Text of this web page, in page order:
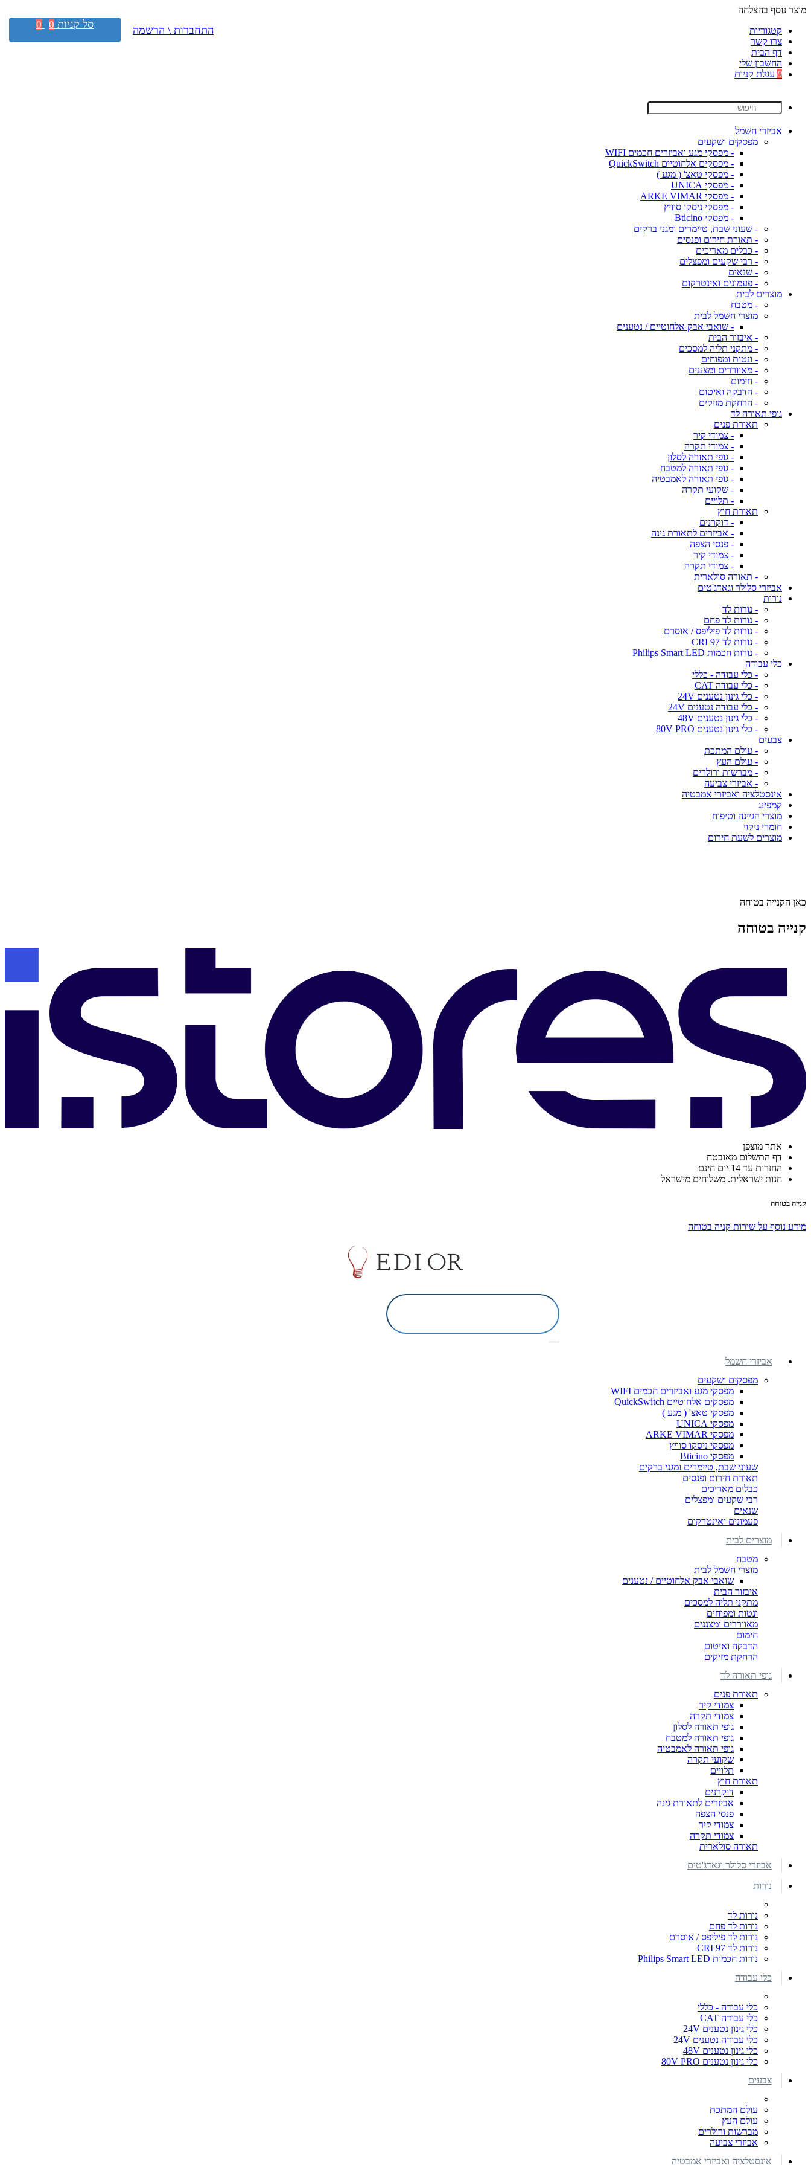
מוצר נוסף בהצלחה
קטגוריות
צרו קשר
דף הבית
החשבון שלי
0 עגלת קניות
אביזרי חשמל
מפסקים ושקעים
- מפסקי מגע ואביזרים חכמים WIFI
- מפסקים אלחוטיים QuickSwitch
- מפסקי טאצ' ( מגע )
- מפסקי UNICA
- מפסקי ARKE VIMAR
- מפסקי ניסקו סוויץ
- מפסקי Bticino
- שעוני שבת, טיימרים ומגני ברקים
- תאורת חירום ופנסים
- כבלים מאריכים
- רבי שקעים ומפצלים
- שנאים
- פעמונים ואינטרקום
מוצרים לבית
- מטבח
מוצרי חשמל לבית
- שואבי אבק אלחוטיים / נטענים
- איבזור הבית
- מתקני תליה למסכים
- ונטות ומפוחים
- מאווררים ומצננים
- חימום
- הדבקה ואיטום
- הרחקת מזיקים
גופי תאורה לד
תאורת פנים
- צמודי קיר
- צמודי תקרה
- גופי תאורה לסלון
- גופי תאורה למטבח
- גופי תאורה לאמבטיה
- שקועי תקרה
- תלויים
תאורת חוץ
- דוקרנים
- אביזרים לתאורת גינה
- פנסי הצפה
- צמודי קיר
- צמודי תקרה
- תאורה סולארית
אביזרי סלולר וגאדג'טים
נורות
- נורות לד
- נורות לד פחם
- נורות לד פיליפס / אוסרם
- נורות לד CRI 97
- נורות חכמות Philips Smart LED
כלי עבודה
- כלי עבודה - כללי
- כלי עבודה CAT
- כלי גינון נטענים 24V
- כלי עבודה נטענים 24V
- כלי גינון נטענים 48V
- כלי גינון נטענים 80V PRO
צבעים
- עולם המתכת
- עולם העץ
- מברשות ורולרים
- אביזרי צביעה
אינסטלציה ואביזרי אמבטיה
קמפינג
מוצרי הגיינה וטיפוח
חומרי ניקוי
מוצרים לשעת חירום
כאן הקנייה בטוחה
קנייה בטוחה
אתר מוצפן
דף התשלום מאובטח
החזרות עד 14 יום חינם
חנות ישראלית. משלוחים מישראל
קנייה בטוחה
מידע נוסף על שירות קניה בטוחה
התחברות \ הרשמה סל קניות 0
0
אביזרי חשמל
מפסקים ושקעים
מפסקי מגע ואביזרים חכמים WIFI
מפסקים אלחוטיים QuickSwitch
מפסקי טאצ' ( מגע )
מפסקי UNICA
מפסקי ARKE VIMAR
מפסקי ניסקו סוויץ
מפסקי Bticino
שעוני שבת, טיימרים ומגני ברקים
תאורת חירום ופנסים
כבלים מאריכים
רבי שקעים ומפצלים
שנאים
פעמונים ואינטרקום
מוצרים לבית
מטבח
מוצרי חשמל לבית
שואבי אבק אלחוטיים / נטענים
איבזור הבית
מתקני תליה למסכים
ונטות ומפוחים
מאווררים ומצננים
חימום
הדבקה ואיטום
הרחקת מזיקים
גופי תאורה לד
תאורת פנים
צמודי קיר
צמודי תקרה
גופי תאורה לסלון
גופי תאורה למטבח
גופי תאורה לאמבטיה
שקועי תקרה
תלויים
תאורת חוץ
דוקרנים
אביזרים לתאורת גינה
פנסי הצפה
צמודי קיר
צמודי תקרה
תאורה סולארית
אביזרי סלולר וגאדג'טים
נורות
נורות לד
נורות לד פחם
נורות לד פיליפס / אוסרם
נורות לד CRI 97
נורות חכמות Philips Smart LED
כלי עבודה
כלי עבודה - כללי
כלי עבודה CAT
כלי גינון נטענים 24V
כלי עבודה נטענים 24V
כלי גינון נטענים 48V
כלי גינון נטענים 80V PRO
צבעים
עולם המתכת
עולם העץ
מברשות ורולרים
אביזרי צביעה
אינסטלציה ואביזרי אמבטיה